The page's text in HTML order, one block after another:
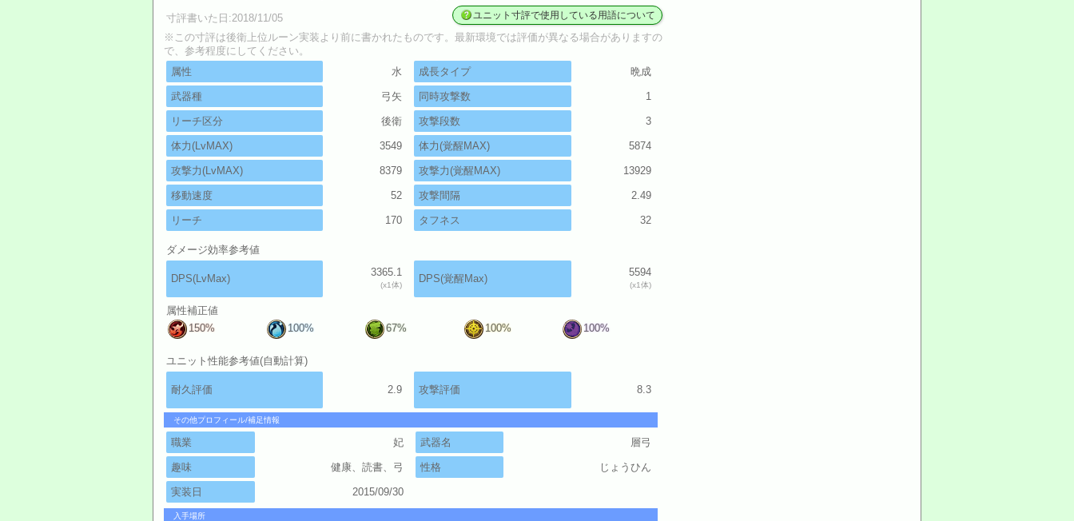
寸評書いた日:2018/11/05 ユニット寸評で使用している用語について
※この寸評は後衛上位ルーン実装より前に書かれたものです。最新環境では評価が異なる場合がありますの
で、参考程度にしてください。
属性
水 成長タイプ 晩成
武器種 弓矢 同時攻撃数 1
リーチ区分 後衛 攻撃段数 3
体力(LvMAX) 3549 体力(覚醒MAX) 5874
攻撃力(LvMAX) 8379 攻撃力(覚醒MAX) 13929
移動速度 52 攻撃間隔 2.49
リーチ 170 タフネス 32
ダメージ効率参考値
DPS(LvMax)
3365.1
(x1体)
DPS(覚醒Max)
5594
(x1体)
属性補正値
150%
100% 67% 100% 100%
ユニット性能参考値(自動計算)
耐久評価 2.9 攻撃評価 8.3
その他プロフィール/補足情報
職業 妃 武器名 層弓
趣味 健康、読書、弓 性格 じょうひん
実装日 2015/09/30
入手場所